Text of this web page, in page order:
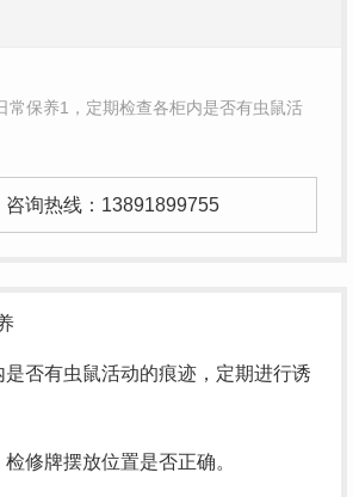
常保养1，定期检查各柜内是否有虫鼠活
咨询热线： 13891899755
否有虫鼠活动的痕迹，定期进行诱
修牌摆放位置是否正确。